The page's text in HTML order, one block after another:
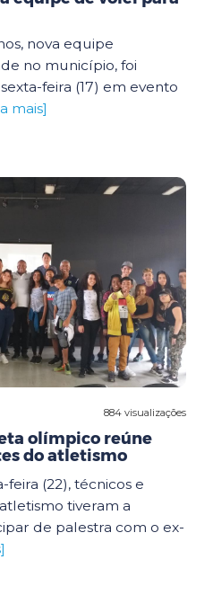
nova equipe
no município, foi
feira (17) em evento
mais]
884 visualizações
olímpico reúne
do atletismo
(22), técnicos e
tiveram a
de palestra com o ex-